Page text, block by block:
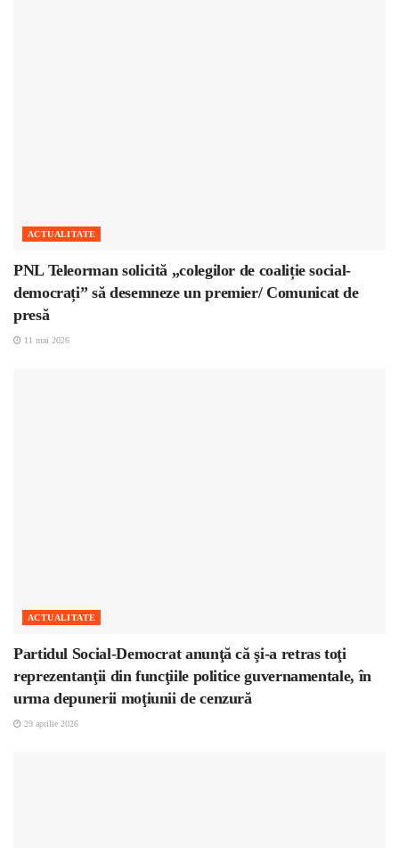
ACTUALITATE
PNL Teleorman solicită „colegilor de coaliție social-
democrați” să desemneze un premier/ Comunicat de
presă
11 mai 2026
ACTUALITATE
Partidul Social-Democrat anunţă că şi-a retras toţi
reprezentanţii din funcţiile politice guvernamentale, în
urma depunerii moţiunii de cenzură
29 aprilie 2026